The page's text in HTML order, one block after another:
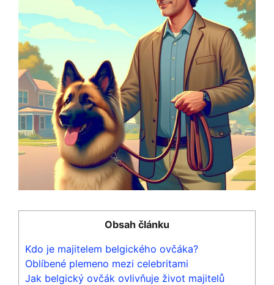
Obsah článku
Kdo je majitelem belgického ovčáka?
Oblíbené plemeno mezi celebritami
Jak belgický ovčák ovlivňuje život majitelů